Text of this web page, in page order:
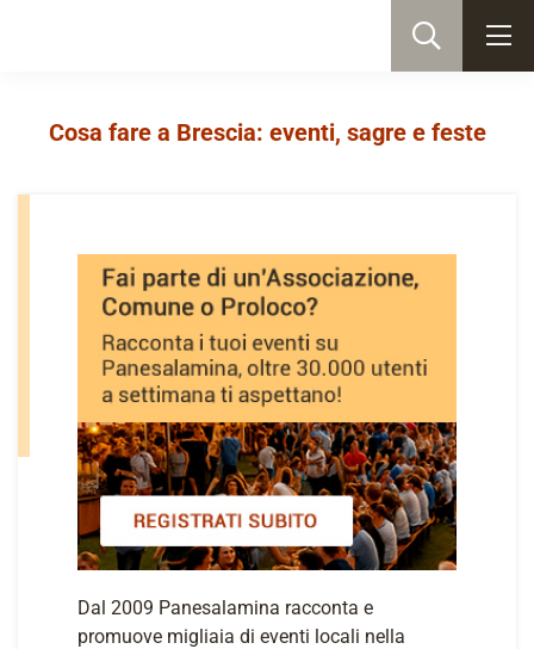
Cosa fare a Brescia: eventi, sagre e feste
Dal 2009 Panesalamina racconta e
promuove migliaia di eventi locali nella